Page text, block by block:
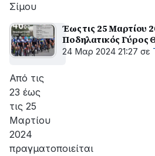
Σίμου
Έως τις 25 Μαρτίου
Ποδηλατικός Γύρος
24 Μαρ 2024 21:27 σε
Από τις
23 έως
τις 25
Μαρτίου
2024
πραγματοποιείται